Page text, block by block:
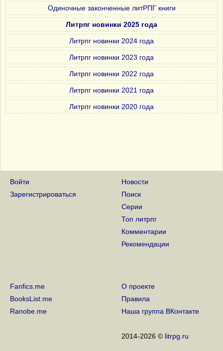
Одиночные законченные литРПГ книги
Литрпг новинки 2025 года
Литрпг новинки 2024 года
Литрпг новинки 2023 года
Литрпг новинки 2022 года
Литрпг новинки 2021 года
Литрпг новинки 2020 года
Войти
Зарегистрироваться
Новости
Поиск
Серии
Топ литрпг
Комментарии
Рекомендации
Fanfics.me
BooksList.me
Ranobe.me
О проекте
Правила
Наша группа ВКонтакте
2014-2026 © litrpg.ru